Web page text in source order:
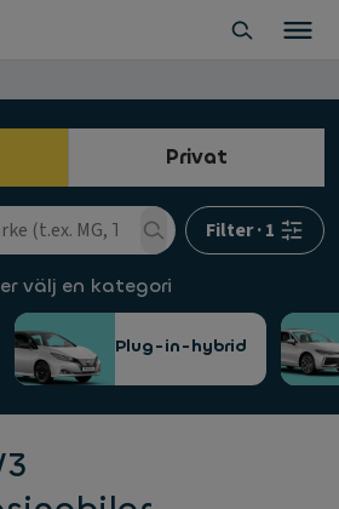
Privat
Filter·1
välj en kategori
Plug-in-hybrid